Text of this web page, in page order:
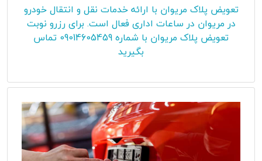
تعویض پلاک مریوان با ارائه خدمات نقل و انتقال خودرو
در مریوان در ساعات اداری فعال است. برای رزرو نوبت
تعویض پلاک مریوان با شماره 09014605459 تماس
بگیرید